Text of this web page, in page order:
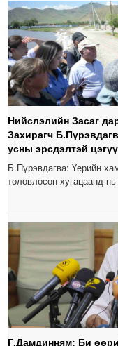
Нийслэлийн Засаг
Захирагч
усны эрсдэлтэй
Б.Пүрэвдагва: Үерийн
төлөвлөсөн хугацаанд
Г.Дамдинням: Би